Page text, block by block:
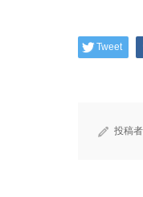
Tweet
投稿